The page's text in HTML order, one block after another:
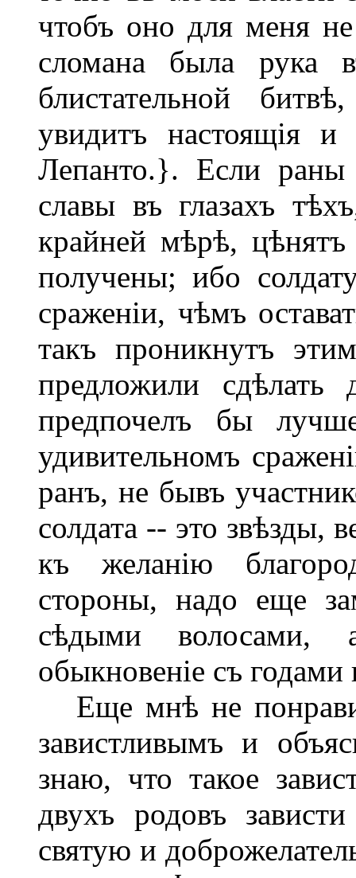
чтобъ оно для меня
сломана была рука
блистательной
увидитъ настоящія
Лепанто.}. Если раны
славы въ глазахъ
крайней мѣрѣ,
получены; ибо
сраженіи, чѣмъ
такъ проникнутъ
предложили
предпочелъ бы
удивительномъ
ранъ, не бывъ
солдата -- это звѣзды,
къ желанію
стороны, надо еще
сѣдыми волосами,
обыкновеніе съ годами
Еще мнѣ не
завистливымъ и
знаю, что такое
двухъ родовъ
святую и